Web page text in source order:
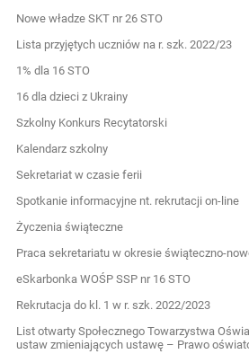
Nowe władze SKT nr 26 STO
Lista przyjętych uczniów na r. szk. 2022/23
1% dla 16 STO
16 dla dzieci z Ukrainy
Szkolny Konkurs Recytatorski
Kalendarz szkolny
Sekretariat w czasie ferii
Spotkanie informacyjne nt. rekrutacji on-line
Życzenia świąteczne
Praca sekretariatu w okresie świąteczno-
eSkarbonka WOŚP SSP nr 16 STO
Rekrutacja do kl. 1 w r. szk. 2022/2023
List otwarty Społecznego Towarzystwa
ustaw zmieniających ustawę – Prawo